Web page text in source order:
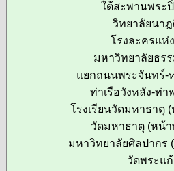
ใต้สะพานพระ
วิทยาลัยนา
โรงละครแห่
มหาวิทยาลัยธร
แยกถนนพระจันทร์-
ท่าเรือวังหลัง-ท่า
โรงเรียนวัดมหาธาตุ
วัดมหาธาตุ (หน้
มหาวิทยาลัยศิลปากร
วัดพระแ